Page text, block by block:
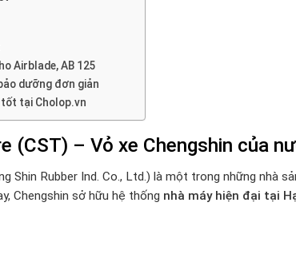
Airblade, AB 125
dưỡng đơn giản
tốt tại Cholop.vn
(CST) – Vỏ xe Chengshin của
Shin Rubber Ind. Co., Ltd.) là một trong những nhà
Chengshin sở hữu hệ thống nhà máy hiện đại tại